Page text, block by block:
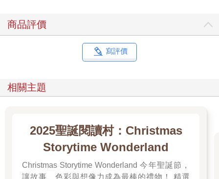
商品評價
寫評價
相關主題
2025聖誕閱讀村：Christmas
Storytime Wonderland
Christmas Storytime Wonderland 今年聖誕節，
讓故事、色彩與想像力成為最棒的禮物！ 精選